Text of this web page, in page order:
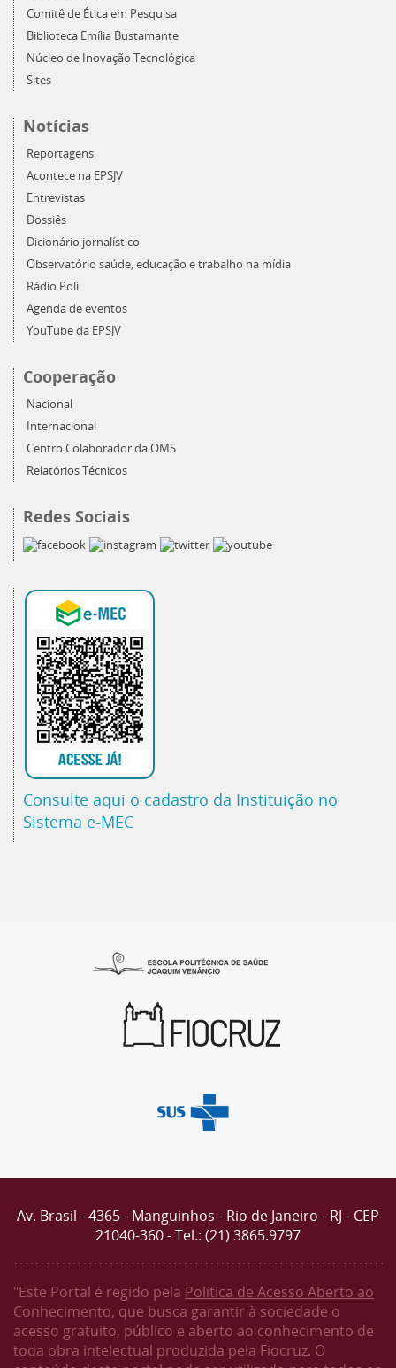
Comitê de Ética em Pesquisa
Biblioteca Emília Bustamante
Núcleo de Inovação Tecnológica
Sites
Notícias
Reportagens
Acontece na EPSJV
Entrevistas
Dossiês
Dicionário jornalístico
Observatório saúde, educação e trabalho na mídia
Rádio Poli
Agenda de eventos
YouTube da EPSJV
Cooperação
Nacional
Internacional
Centro Colaborador da OMS
Relatórios Técnicos
Redes Sociais
Consulte aqui o cadastro da Instituição no
Sistema e-MEC
Av. Brasil - 4365 - Manguinhos - Rio de Janeiro - RJ - CEP
21040-360 - Tel.: (21) 3865.9797
"Este Portal é regido pela Política de Acesso Aberto ao
Conhecimento, que busca garantir à sociedade o
acesso gratuito, público e aberto ao conhecimento de
toda obra intelectual produzida pela Fiocruz. O